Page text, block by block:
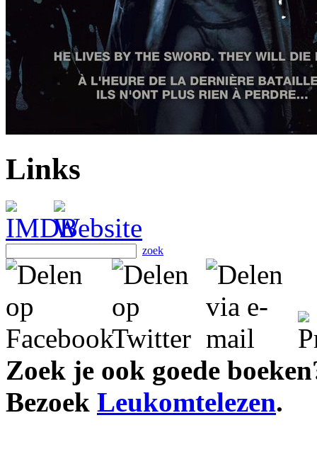
Links
zoek
Zoek je ook goede
Bezoek Leukomtelezen.